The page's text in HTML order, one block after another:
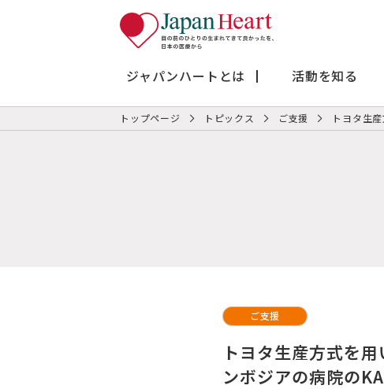
ジャパンハートとは 活動を知る
トップページ トピックス ご支援 トヨタ生
ご支援
トヨタ生産方式を
ンボジアの病院の